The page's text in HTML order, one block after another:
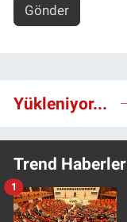
Gönder
Yükleniyor...
Trend Haberler
1